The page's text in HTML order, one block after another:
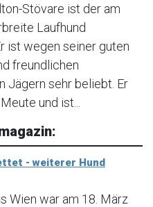
Stövare ist der am
Laufhund
ist wegen seiner guten
freundlichen
Jägern sehr beliebt. Er
und ist...
- weiterer Hund
Wien war am 18. März